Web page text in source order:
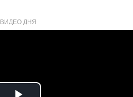
ВИДЕО ДНЯ